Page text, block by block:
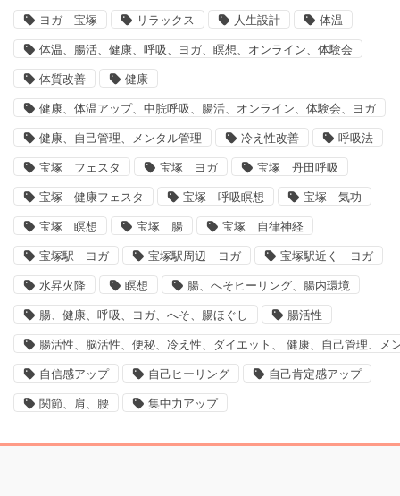
ヨガ 宝塚 リラックス 人生設計 体温
体温、腸活、健康、呼吸、ヨガ、瞑想、オンライン、体験会
体質改善 健康
健康、体温アップ、中脘呼吸、腸活、オンライン、体験会、ヨガ
健康、自己管理、メンタル管理 冷え性改善 呼吸法
宝塚 フェスタ 宝塚 ヨガ 宝塚 丹田呼吸
宝塚 健康フェスタ 宝塚 呼吸瞑想 宝塚 気功
宝塚 瞑想 宝塚 腸 宝塚 自律神経
宝塚駅 ヨガ 宝塚駅周辺 ヨガ 宝塚駅近く ヨガ
水昇火降 瞑想 腸、へそヒーリング、腸内環境
腸、健康、呼吸、ヨガ、へそ、腸ほぐし 腸活性
腸活性、脳活性、便秘、冷え性、ダイエット、 健康、自己管理、メ
自信感アップ 自己ヒーリング 自己肯定感アップ
関節、肩、腰 集中力アップ